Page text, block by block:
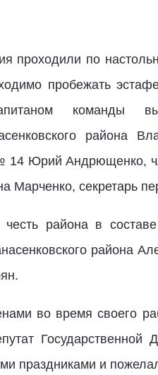
проходили по
пробежать
команды
района
14 Юрий Андрющенко,
Марченко, секретарь
честь района в
района
во время своего
праздниками и